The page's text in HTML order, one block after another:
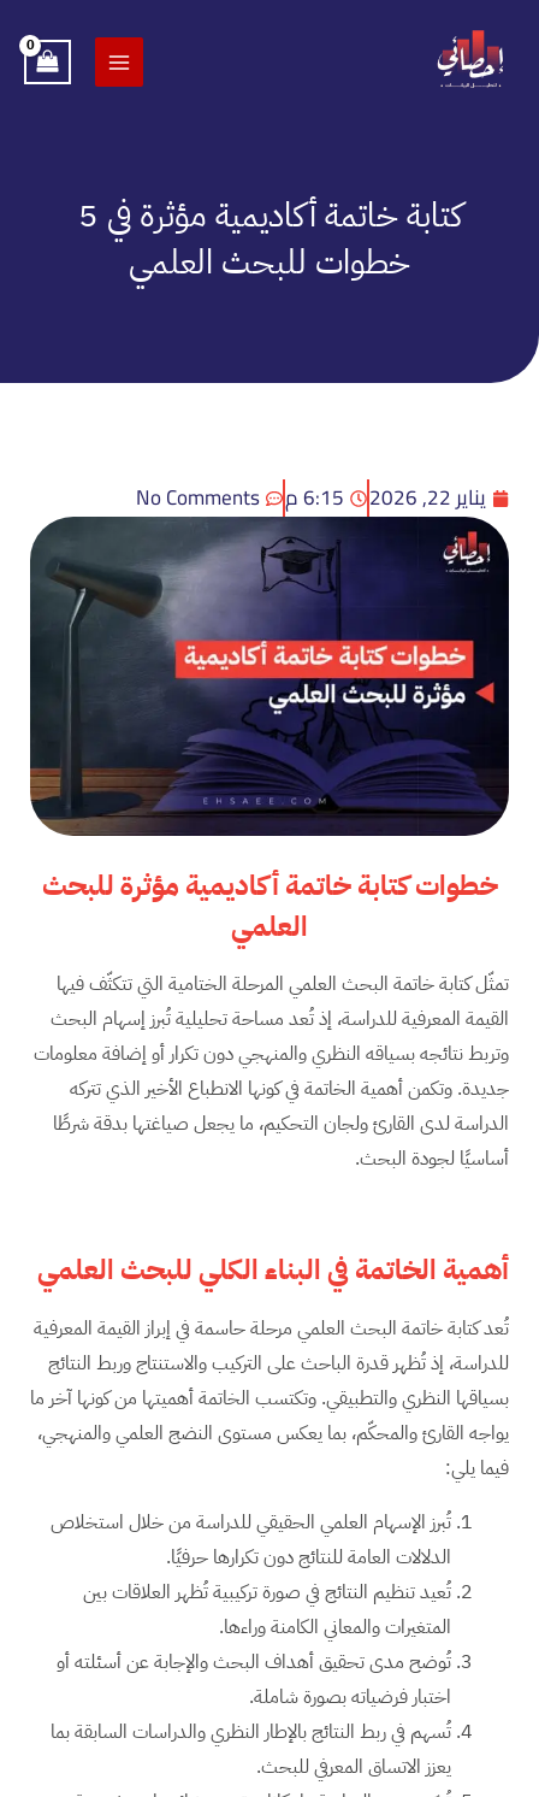
المحتوى
كتابة خاتمة أكاديمية مؤثرة في 5
خطوات للبحث العلمي
يناير 22, 2026 6:15 م No Comments
خطوات كتابة خاتمة أكاديمية مؤثرة للبحث
العلمي
تمثّل كتابة خاتمة البحث العلمي المرحلة الختامية التي تتكثّف فيها
القيمة المعرفية للدراسة، إذ تُعد مساحة تحليلية تُبرز إسهام البحث
وتربط نتائجه بسياقه النظري والمنهجي دون تكرار أو إضافة معلومات
جديدة. وتكمن أهمية الخاتمة في كونها الانطباع الأخير الذي تتركه
الدراسة لدى القارئ ولجان التحكيم، ما يجعل صياغتها بدقة شرطًا
أساسيًا لجودة البحث.
أهمية الخاتمة في البناء الكلي للبحث العلمي
تُعد كتابة خاتمة البحث العلمي مرحلة حاسمة في إبراز القيمة المعرفية
للدراسة، إذ تُظهر قدرة الباحث على التركيب والاستنتاج وربط النتائج
بسياقها النظري والتطبيقي. وتكتسب الخاتمة أهميتها من كونها آخر ما
يواجه القارئ والمحكّم، بما يعكس مستوى النضج العلمي والمنهجي،
فيما يلي:
تُبرز الإسهام العلمي الحقيقي للدراسة من خلال استخلاص
الدلالات العامة للنتائج دون تكرارها حرفيًا.
تُعيد تنظيم النتائج في صورة تركيبية تُظهر العلاقات بين
المتغيرات والمعاني الكامنة وراءها.
تُوضح مدى تحقيق أهداف البحث والإجابة عن أسئلته أو
اختبار فرضياته بصورة شاملة.
تُسهم في ربط النتائج بالإطار النظري والدراسات السابقة بما
يعزز الاتساق المعرفي للبحث.